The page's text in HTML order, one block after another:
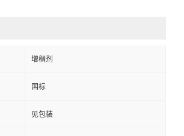
增稠剂
国标
见包装